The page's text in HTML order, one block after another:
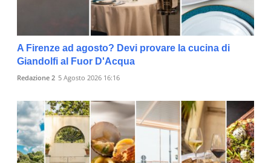
A Firenze ad agosto? Devi provare la cucina di
Giandolfi al Fuor D'Acqua
Redazione 2 5 Agosto 2026 16:16